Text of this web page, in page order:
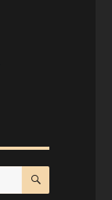
SUCHEN